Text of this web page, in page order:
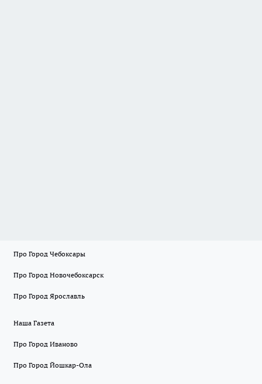
Про Город Чебоксары
Про Город Новочебоксарск
Про Город Ярославль
Наша Газета
Про Город Иваново
Про Город Йошкар-Ола